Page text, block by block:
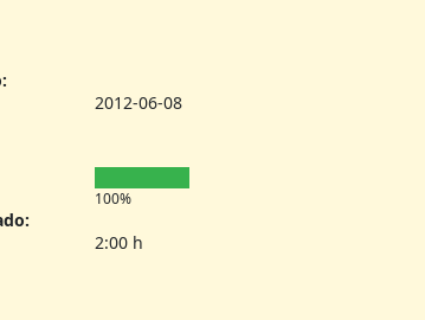
2012-06-08
100%
2:00 h